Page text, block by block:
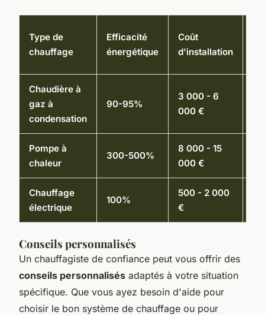
Type de
chauffage
Efficacité
énergétique
Coût
d'installation
Chaudière à
gaz à
condensation
90-95%
3 000 - 6
000 €
Pompe à
chaleur
300-500%
8 000 - 15
000 €
Chauffage
électrique
100%
500 - 2 000
€
Conseils personnalisés
Un chauffagiste de confiance peut vous offrir des
conseils personnalisés adaptés à votre situation
spécifique. Que vous ayez besoin d'aide pour
choisir le bon système de chauffage ou pour